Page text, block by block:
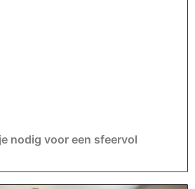
nodig voor een sfeervol